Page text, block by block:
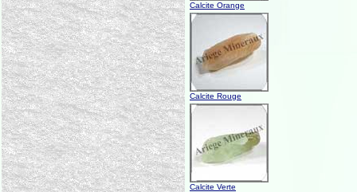
Calcite Orange
Calcite Rouge
Calcite Verte